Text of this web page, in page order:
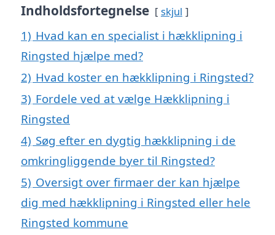
Indholdsfortegnelse skjul
1) Hvad kan en specialist i hækklipning i
Ringsted hjælpe med?
2) Hvad koster en hækklipning i Ringsted?
3) Fordele ved at vælge Hækklipning i
Ringsted
4) Søg efter en dygtig hækklipning i de
omkringliggende byer til Ringsted?
5) Oversigt over firmaer der kan hjælpe
dig med hækklipning i Ringsted eller hele
Ringsted kommune